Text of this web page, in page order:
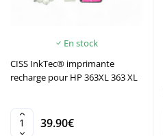
En stock
CISS InkTec® imprimante
recharge pour HP 363XL 363 XL
39.90€